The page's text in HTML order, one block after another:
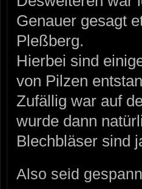
Genauer gesagt
Pleßberg.
Hierbei sind
von Pilzen
Zufällig war auf
wurde dann
Blechbläser sind
Also seid